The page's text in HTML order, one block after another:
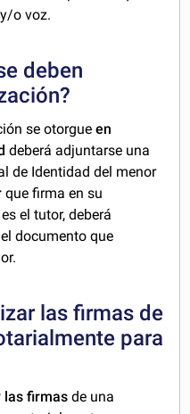
o voz.
deben
se otorgue en
deberá adjuntarse una
de Identidad del menor
que firma en su
el tutor, deberá
documento que
las firmas de
para
las firmas de una